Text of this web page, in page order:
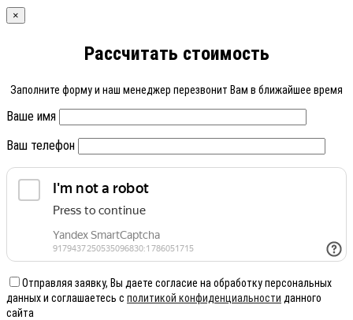
×
Рассчитать стоимость
Заполните форму и наш менеджер перезвонит Вам в ближайшее время
Ваше имя
Ваш телефон
Отправляя заявку, Вы даете согласие на обработку персональных
данных и соглашаетесь с политикой конфиденциальности данного
сайта